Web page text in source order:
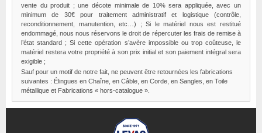
vente du produit ; une décote minimale de 10% sera appliquée, avec un
minimum de 30€ pour traitement administratif et logistique (contrôle,
reconditionnement, manutention, etc…) ; Si le matériel nous est restitué
endommagé, nous nous réservons le droit de répercuter les frais de remise à
l’état standard ; Si cette opération s’avère impossible ou trop coûteuse, le
matériel restera votre propriété à son prix initial et son paiement intégral sera
exigible ;
Sauf pour un motif de notre fait, ne peuvent être retournées les fabrications
suivantes : Élingues en Chaîne, en Câble, en Corde, en Sangles, en Toile
métallique et Fabrications « hors-catalogue ».